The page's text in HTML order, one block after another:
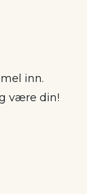
inn.
være din!